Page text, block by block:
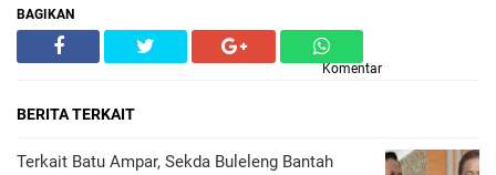
BAGIKAN
Komentar
BERITA TERKAIT
Terkait Batu Ampar, Sekda Buleleng Bantah